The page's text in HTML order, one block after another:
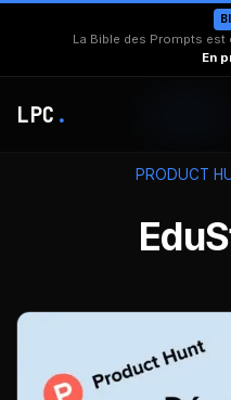
La Bible des Prompts
En
LPC .
PRODUCT